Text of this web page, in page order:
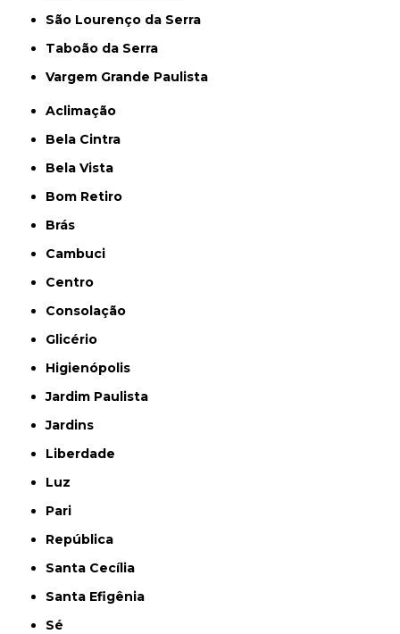
São Lourenço da Serra
Taboão da Serra
Vargem Grande Paulista
Aclimação
Bela Cintra
Bela Vista
Bom Retiro
Brás
Cambuci
Centro
Consolação
Glicério
Higienópolis
Jardim Paulista
Jardins
Liberdade
Luz
Pari
República
Santa Cecília
Santa Efigênia
Sé